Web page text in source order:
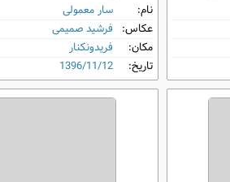
نام:
سار معمولی
عکاس: فرشید صمیمی
مکان:
فریدونکنار
تاریخ:
1396/11/12